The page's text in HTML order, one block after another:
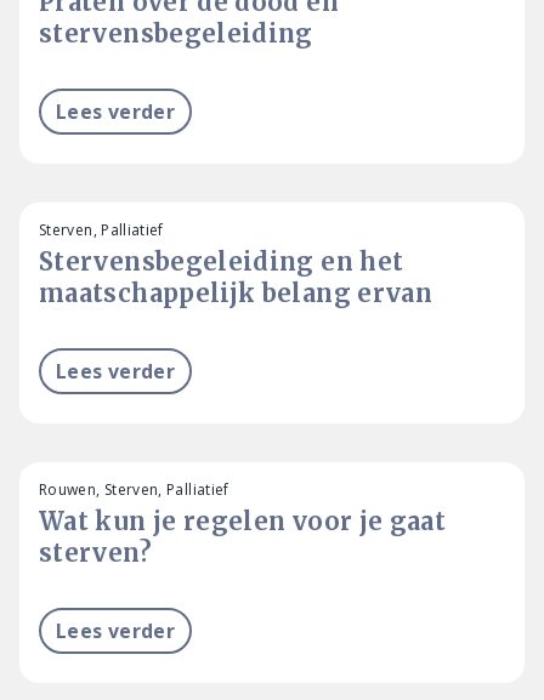
stervensbegeleiding
Lees verder
Stervensbegeleiding en het
maatschappelijk belang ervan
Sterven, Palliatief
Lees verder
Wat kun je regelen voor je gaat
sterven?
Rouwen, Sterven, Palliatief
Lees verder